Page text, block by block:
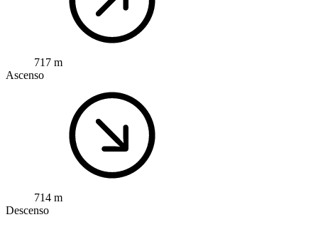
717 m
Ascenso
714 m
Descenso